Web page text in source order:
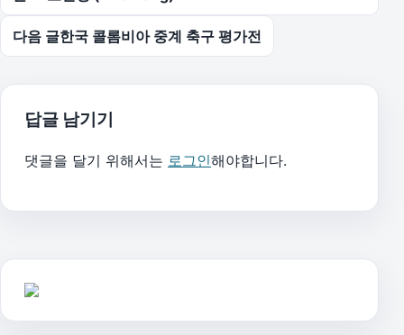
다음 글한국 콜롬비아 중계 축구 평가전
답글 남기기
댓글을 달기 위해서는 로그인해야합니다.